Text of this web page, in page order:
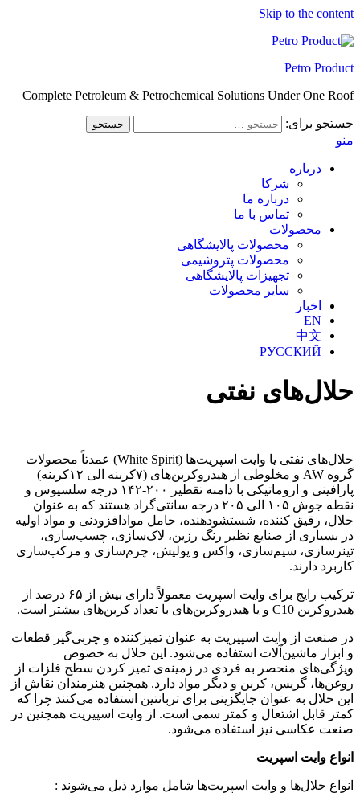
Skip to the content
Petro Product
Complete Petroleum & Petrochemical Solutions Under One Roof
جستجو برای:
منو
درباره
شرکا
درباره ما
تماس با ما
محصولات
محصولات پالایشگاهی
محصولات پتروشیمی
تجهیزات پالایشگاهی
سایر محصولات
اخبار
EN
中文
РУССКИЙ
حلال‌های نفتی
حلال‌های نفتی یا وایت اسپریت‌ها (White Spirit) عمدتاً محصولات
گروه AW و مخلوطی از هیدروکربن‌های (۷کربنه الی ۱۲کربنه)
پارافینی و اروماتیکی با دامنه تقطیر ۲۰۰-۱۴۲ درجه سلسیوس و
نقطه‌ جوش ۱۰۵ الی ۲۰۵ درجه سانتی‌گراد هستند که به عنوان
حلال، رقیق کننده، شستشودهنده، حامل موادافزودنی و مواد اولیه
در بسیاری از صنایع نظیر رنگ رزین، لاک‌سازی، چسب‌سازی،
تینر‌سازی، سیم‌سازی، واکس و پولیش، چرم‌سازی و مرکب‌سازی
کاربرد دارند.
ترکیب رایج برای وایت اسپریت معمولاً دارای بیش از ۶۵ درصد از
هیدروکربن C10 و یا هیدروکربن‌های با تعداد کربن‌های بیشتر است.
در صنعت از وایت اسپیریت به عنوان تمیزکننده و چربی‌گیر قطعات
و ابزار ماشین‌آلات استفاده می‌شود. این حلال به خصوص
ویژگی‌های منحصر به فردی در زمینه‌ی تمیز کردن سطح فلزات از
روغن‌ها، گریس، کربن و دیگر مواد دارد. همچنین هنرمندان نقاش از
این حلال به عنوان جایگزینی برای تربانتین استفاده می‌کنند چرا که
کمتر قابل اشتعال و کمتر سمی است. از وایت اسپیریت همچنین در
صنعت عکاسی نیز استفاده می‌شود.
انواع وایت اسپریت
انواع حلال‌ها و وایت اسپریت‌ها شامل موارد ذیل می‌شوند :